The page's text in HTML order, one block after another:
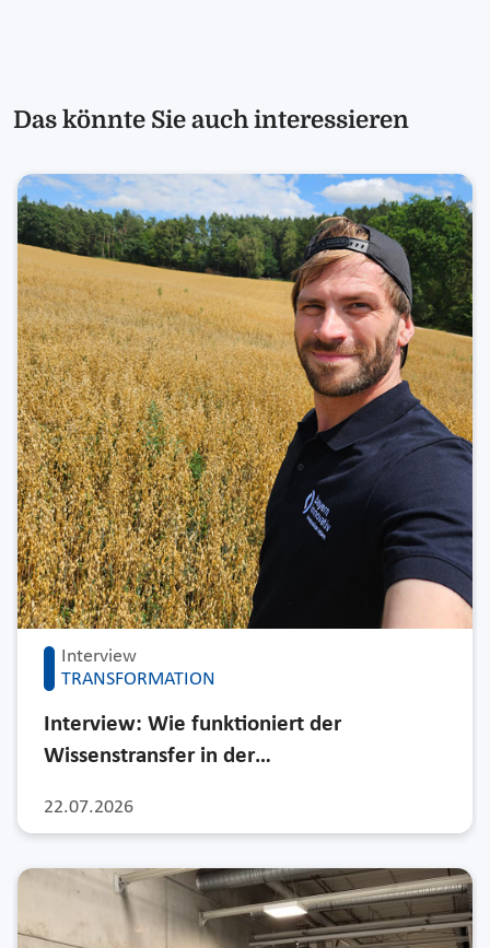
Das könnte Sie auch interessieren
Interview
TRANSFORMATION
22.07.2026
Interview: Wie funktioniert der
Wissenstransfer in der…